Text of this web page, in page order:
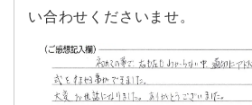
い合わせくださいませ。